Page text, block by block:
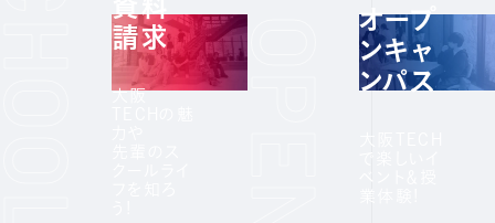
請求
大阪
オープ
ンキャ
ンパス
で楽しいイ
ベント＆授